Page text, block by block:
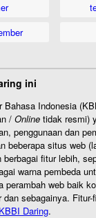
ini
Indonesia
/ Online tidak resmi)
penggunaan dan
beberapa situs web
berbagai fitur lebih,
warna pembeda
perambah web baik
dan sebagainya.
Daring.